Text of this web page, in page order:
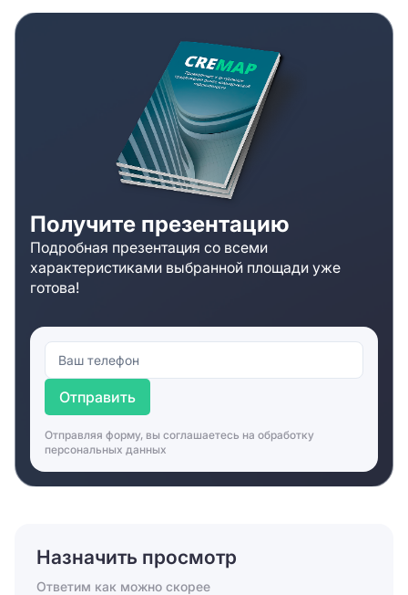
Получите презентацию
Подробная презентация со всеми
характеристиками выбранной площади уже
готова!
Отправить
Отправляя форму, вы соглашаетесь на обработку
персональных данных
Назначить просмотр
Ответим как можно скорее